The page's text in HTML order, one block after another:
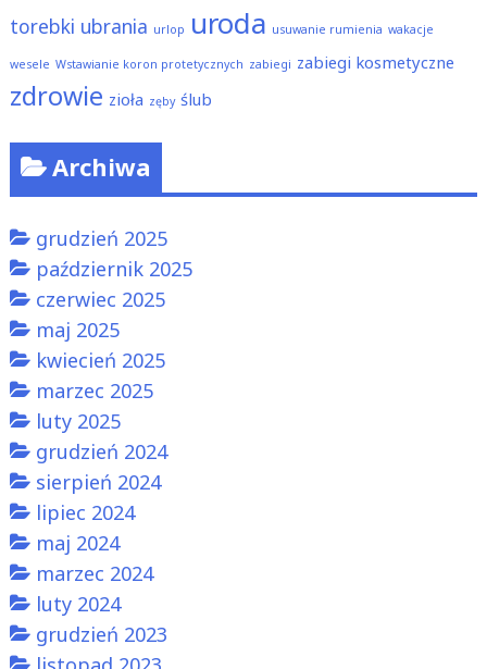
torebki ubrania urlop uroda usuwanie rumienia wakacje
wesele Wstawianie koron protetycznych zabiegi zabiegi kosmetyczne
zdrowie zioła zęby ślub
Archiwa
grudzień 2025
październik 2025
czerwiec 2025
maj 2025
kwiecień 2025
marzec 2025
luty 2025
grudzień 2024
sierpień 2024
lipiec 2024
maj 2024
marzec 2024
luty 2024
grudzień 2023